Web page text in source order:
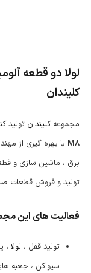
کلیندان
مجموعهکلیندان تولید
M8 با بهره گیری از
برق ، ماشین سازی و
تولید و فروش قطعات
فعالیت های این
تولید قفل ، لولا ،
سیواکن ، جعبه